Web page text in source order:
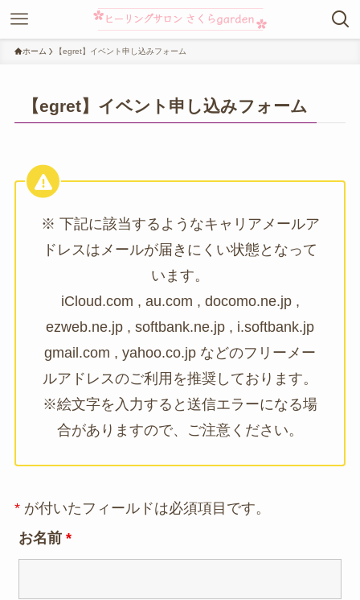
ホーム 【egret】イベント申し込みフォーム
【egret】イベント申し込みフォーム
※ 下記に該当するようなキャリアメールア
ドレスはメールが届きにくい状態となって
います。
iCloud.com , au.com , docomo.ne.jp ,
ezweb.ne.jp , softbank.ne.jp , i.softbank.jp
gmail.com , yahoo.co.jp などのフリーメー
ルアドレスのご利用を推奨しております。
※絵文字を入力すると送信エラーになる場
合がありますので、ご注意ください。
*が付いたフィールドは必須項目です。
お名前 *